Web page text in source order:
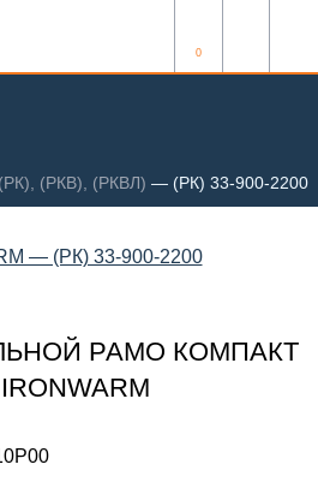
0
(РКВ), (РКВЛ) — (РК) 33-900-2200
РАМО КОМПАКТ